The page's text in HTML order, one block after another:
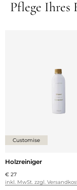
Pflege Ihres
Customise
Holzreiniger
€ 27
inkl. MwSt. zzgl.